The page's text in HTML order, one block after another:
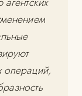
операций,